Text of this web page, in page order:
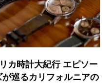
カ時計大紀行 エピソー
が巡るカリフォルニアの